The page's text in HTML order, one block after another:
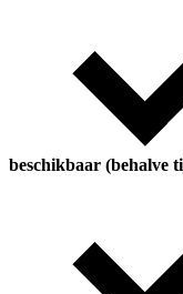
beschikbaar (behalve